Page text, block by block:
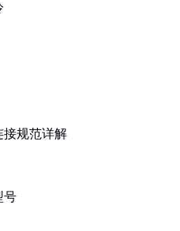
接规范详解
号